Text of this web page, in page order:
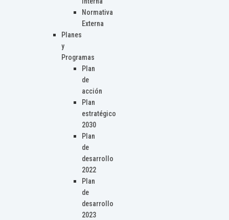
Normativa
Externa
Planes
y
Programas
Plan
de
acción
Plan
estratégico
2030
Plan
de
desarrollo
2022
Plan
de
desarrollo
2023